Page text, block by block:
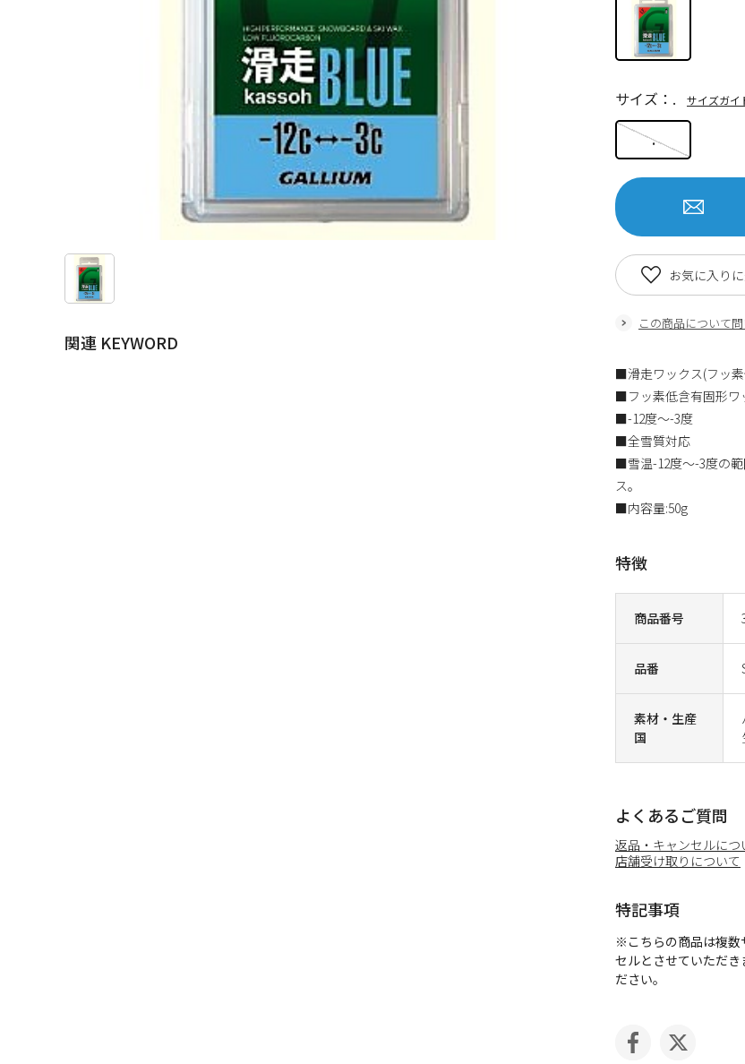
関連 KEYWORD
商品番号
品番
素材・生産
国
.
サイズ：. サイズガイ
この商品について
お気に入り
■滑走ワックス(フッ
■フッ素低含有固形ワ
■-12度～-3度
■全雪質対応
■雪温-12度～-3度の
ス。
■内容量:50g
特徴
よくあるご質問
返品・キャンセルにつ
店舗受け取りについて
特記事項
※こちらの商品は複数
セルとさせていただ
ださい。